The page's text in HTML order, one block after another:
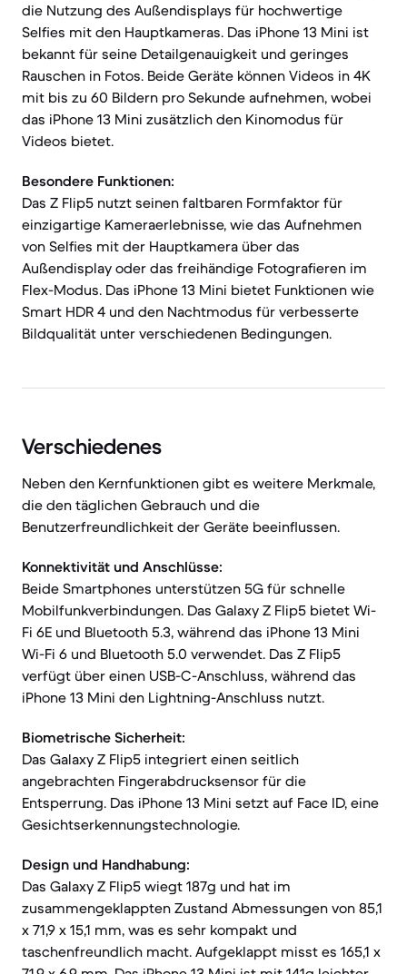
die Nutzung des Außendisplays für hochwertige
Selfies mit den Hauptkameras. Das iPhone 13 Mini ist
bekannt für seine Detailgenauigkeit und geringes
Rauschen in Fotos. Beide Geräte können Videos in 4K
mit bis zu 60 Bildern pro Sekunde aufnehmen, wobei
das iPhone 13 Mini zusätzlich den Kinomodus für
Videos bietet.
Besondere Funktionen:
Das Z Flip5 nutzt seinen faltbaren Formfaktor für
einzigartige Kameraerlebnisse, wie das Aufnehmen
von Selfies mit der Hauptkamera über das
Außendisplay oder das freihändige Fotografieren im
Flex-Modus. Das iPhone 13 Mini bietet Funktionen wie
Smart HDR 4 und den Nachtmodus für verbesserte
Bildqualität unter verschiedenen Bedingungen.
Verschiedenes
Neben den Kernfunktionen gibt es weitere Merkmale,
die den täglichen Gebrauch und die
Benutzerfreundlichkeit der Geräte beeinflussen.
Konnektivität und Anschlüsse:
Beide Smartphones unterstützen 5G für schnelle
Mobilfunkverbindungen. Das Galaxy Z Flip5 bietet Wi-
Fi 6E und Bluetooth 5.3, während das iPhone 13 Mini
Wi-Fi 6 und Bluetooth 5.0 verwendet. Das Z Flip5
verfügt über einen USB-C-Anschluss, während das
iPhone 13 Mini den Lightning-Anschluss nutzt.
Biometrische Sicherheit:
Das Galaxy Z Flip5 integriert einen seitlich
angebrachten Fingerabdrucksensor für die
Entsperrung. Das iPhone 13 Mini setzt auf Face ID, eine
Gesichtserkennungstechnologie.
Design und Handhabung:
Das Galaxy Z Flip5 wiegt 187g und hat im
zusammengeklappten Zustand Abmessungen von 85,1
x 71,9 x 15,1 mm, was es sehr kompakt und
taschenfreundlich macht. Aufgeklappt misst es 165,1 x